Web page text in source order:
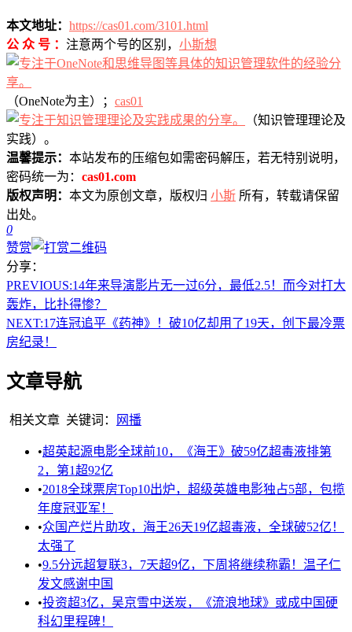
本文地址： https://cas01.com/3101.html
公 众 号 ： 注意两个号的区别， 小斯想
（OneNote为主）； cas01
（知识管理理论及
实践）。
温馨提示： 本站发布的压缩包如需密码解压，若无特别说明，
密码统一为： cas01.com
版权声明： 本文为原创文章，版权归 小斯 所有，转载请保留
出处。
0
赞赏
分享：
PREVIOUS:14年来导演影片无一过6分，最低2.5！而今对打大
轰炸，比扑得惨？
NEXT:17连冠追平《药神》！破10亿却用了19天，创下最冷票
房纪录！
文章导航
相关文章 关键词： 网播
•超英起源电影全球前10，《海王》破59亿超毒液排第
2，第1超92亿
•2018全球票房Top10出炉，超级英雄电影独占5部，包揽
年度冠亚军！
•众国产烂片助攻，海王26天19亿超毒液，全球破52亿！
太强了
•9.5分远超复联3，7天超9亿，下周将继续称霸！温子仁
发文感谢中国
•投资超3亿，吴京雪中送炭，《流浪地球》或成中国硬
科幻里程碑！